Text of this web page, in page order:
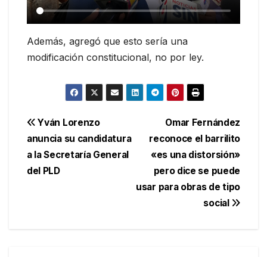
Además, agregó que esto sería una
modificación constitucional, no por ley.
Navegación
de
entradas
Omar Fernández
reconoce el barrilito
«es una distorsión»
pero dice se puede
usar para obras de tipo
social
Yván Lorenzo
anuncia su candidatura
a la Secretaría General
del PLD